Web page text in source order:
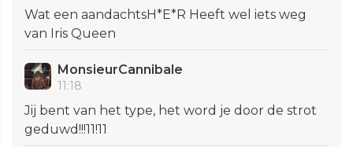
Wat een aandachtsH*E*R Heeft wel iets weg
van Iris Queen
MonsieurCannibale
11:18
Jij bent van het type, het word je door de strot
geduwd!!!11!11